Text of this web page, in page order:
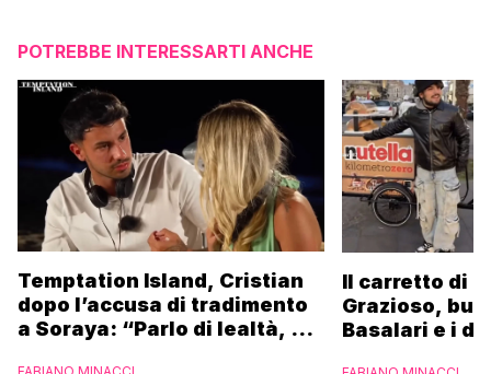
POTREBBE INTERESSARTI ANCHE
Temptation Island, Cristian
dopo l’accusa di tradimento
a Soraya: “Parlo di lealtà, ma
Il carretto di
Grazioso,
Basalari e i